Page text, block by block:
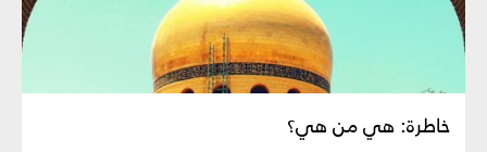
خاطرة: هي من هي؟